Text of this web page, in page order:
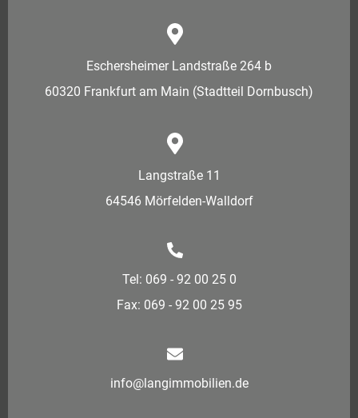
Eschersheimer Landstraße 264 b
60320 Frankfurt am Main (Stadtteil Dornbusch)
Langstraße 11
64546 Mörfelden-Walldorf
Tel: 069 - 92 00 25 0
Fax: 069 - 92 00 25 95
info@langimmobilien.de